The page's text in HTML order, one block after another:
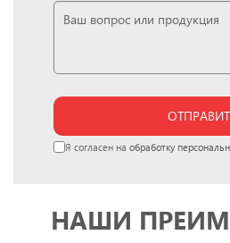
Я согласен на обработку
НАШИ